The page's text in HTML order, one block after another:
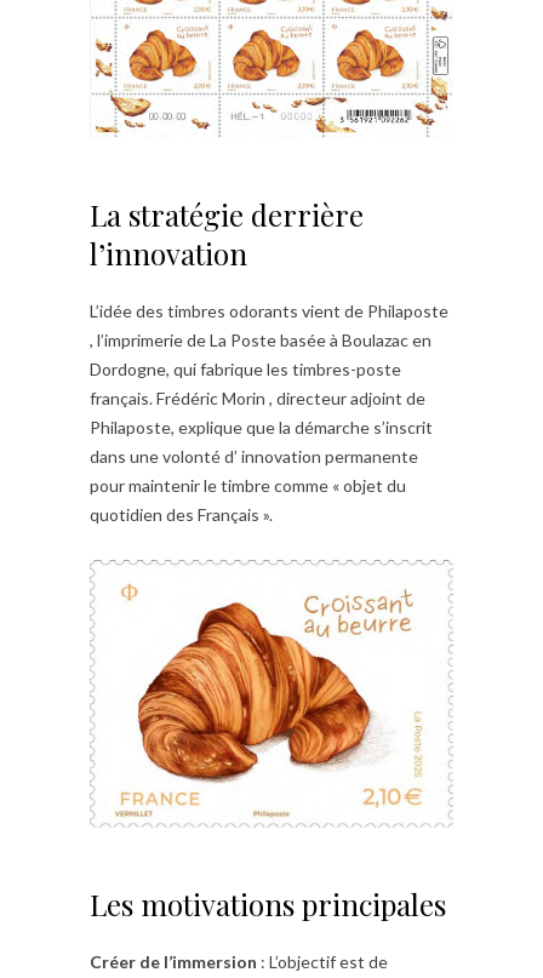
La stratégie derrière
l’innovation
L’idée des timbres odorants vient de Philaposte
, l’imprimerie de La Poste basée à Boulazac en
Dordogne, qui fabrique les timbres-poste
français. Frédéric Morin , directeur adjoint de
Philaposte, explique que la démarche s’inscrit
dans une volonté d’ innovation permanente
pour maintenir le timbre comme « objet du
quotidien des Français ».​
Les motivations principales
Créer de l’immersion : L’objectif est de